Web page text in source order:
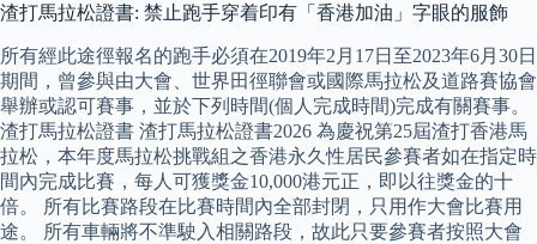
渣打馬拉松證書: 禁止跑手穿着印有「香港加油」字眼的服飾
所有經此途徑報名的跑手必須在2019年2月17日至2023年6月30日
期間，曾參與由大會、世界田徑聯會或國際馬拉松及道路賽協會
舉辦或認可賽事，並於下列時間(個人完成時間)完成有關賽事。
渣打馬拉松證書 渣打馬拉松證書2026 為慶祝第25屆渣打香港馬
拉松，本年度馬拉松挑戰組之香港永久性居民參賽者如在指定時
間內完成比賽，每人可獲獎金10,000港元正，即以往獎金的十
倍。 所有比賽路段在比賽時間內全部封閉，只用作大會比賽用
途。 所有車輛將不準駛入相關路段，故此只要參賽者按照大會